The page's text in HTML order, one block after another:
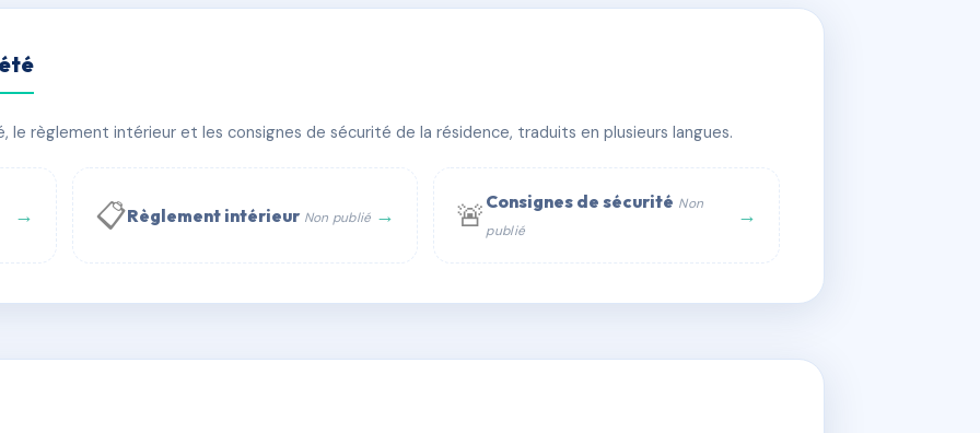
WhatsApp
règlement intérieur et les consignes de sécurité de la résidence, traduits en plusieurs langues.
→ 📋Règlement intérieur Non publié → 🚨 Consignes de sécurité Non
publié
→
AC6400378 🇫🇷